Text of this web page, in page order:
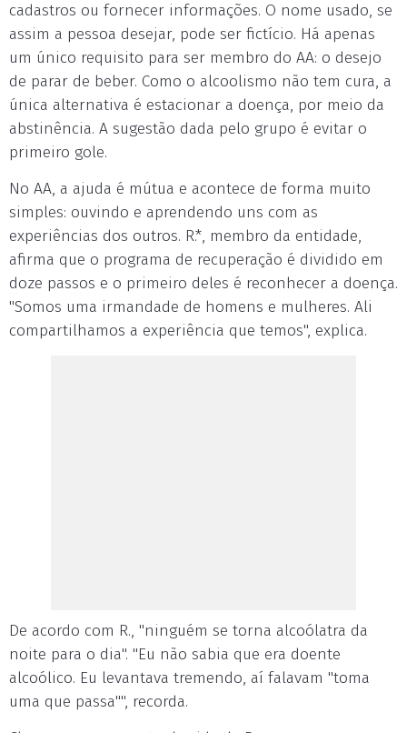
cadastros ou fornecer informações. O nome usado, se
assim a pessoa desejar, pode ser fictício. Há apenas
um único requisito para ser membro do AA: o desejo
de parar de beber. Como o alcoolismo não tem cura, a
única alternativa é estacionar a doença, por meio da
abstinência. A sugestão dada pelo grupo é evitar o
primeiro gole.
No AA, a ajuda é mútua e acontece de forma muito
simples: ouvindo e aprendendo uns com as
experiências dos outros. R.*, membro da entidade,
afirma que o programa de recuperação é dividido em
doze passos e o primeiro deles é reconhecer a doença.
"Somos uma irmandade de homens e mulheres. Ali
compartilhamos a experiência que temos", explica.
De acordo com R., "ninguém se torna alcoólatra da
noite para o dia". "Eu não sabia que era doente
alcoólico. Eu levantava tremendo, aí falavam "toma
uma que passa"", recorda.